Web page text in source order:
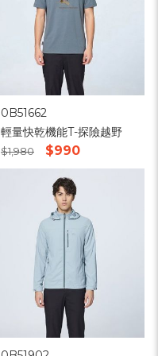
0B51662
輕量快乾機能T-探險越野
$1,980 $990